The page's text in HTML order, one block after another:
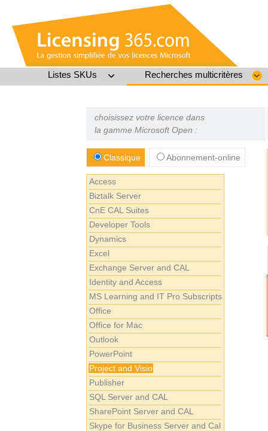
Listes SKUs Recherches multicritères
choisissez votre licence dans
la gamme Microsoft Open :
Classique Abonnement-online
Access
Biztalk Server
CnE CAL Suites
Developer Tools
Dynamics
Excel
Exchange Server and CAL
Identity and Access
MS Learning and IT Pro Subscripts
Office
Office for Mac
Outlook
PowerPoint
Project and Visio
Publisher
SQL Server and CAL
SharePoint Server and CAL
Skype for Business Server and Cal